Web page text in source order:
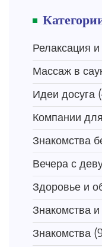
Релаксация
Массаж в
Идеи досуга
Компании
Знакомства
Вечера с
Здоровье и
Знакомства
Знакомства